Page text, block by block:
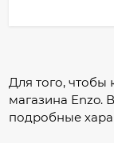
Для того, чтобы
магазина Enzo.
подробные